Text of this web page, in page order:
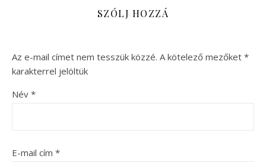
SZÓLJ HOZZÁ
Az e-mail címet nem tesszük közzé. A kötelező mezőket *
karakterrel jelöltük
Név *
E-mail cím *